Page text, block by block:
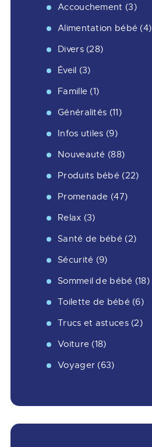
Accouchement (3)
Alimentation bébé (4)
Divers(28)
Éveil (3)
Famille (1)
Généralités (11)
Infos utiles (9)
Nouveauté (88)
Produits bébé(22)
Promenade (47)
Relax (3)
Santé de bébé(2)
Sécurité (9)
Sommeil de bébé (18)
Toilette de bébé(6)
Trucs et astuces(2)
Voiture (18)
Voyager (63)